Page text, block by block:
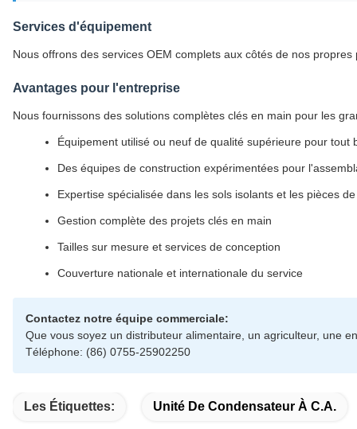
Services d'équipement
Nous offrons des services OEM complets aux côtés de nos
Avantages pour l'entreprise
Nous fournissons des solutions complètes clés en main pour les
Équipement utilisé ou neuf de qualité supérieure pour tout
Des équipes de construction expérimentées pour
Expertise spécialisée dans les sols isolants et les pièces
Gestion complète des projets clés en main
Tailles sur mesure et services de conception
Couverture nationale et internationale du service
Contactez notre équipe commerciale:
Que vous soyez un distributeur alimentaire, un agriculteur, une
Téléphone: (86) 0755-25902250
Les Étiquettes: Unité De Condensateur À C.A.